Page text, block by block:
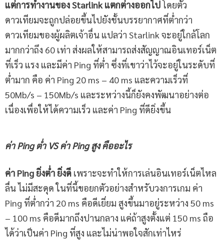
แต่การทำงานของStarlink แตกต่างออกไปโดยตัว
ดาวเทียมจะถูกปล่อยขึ้นไปยังชั้นบรรยากาศที่ต่ำกว่า
ดาวเทียมของผู้ผลิตเจ้าอื่น แปลว่า Starlink จะอยู่ใกล้โลก
มากกว่าถึง 60 เท่า ส่งผลให้สามารถส่งสัญญาณอินเทอร์เน็ต
ที่เร็ว แรง และมีค่า Ping ที่ต่ำ ซึ่งที่เขาว่าไว้จะอยู่ในระดับที่
ต่ำมาก คือ ค่า Ping 20 ms – 40 ms และความเร็วที่
50Mb/s – 150Mb/s และระหว่างนี้ก็ยังคงพัฒนาอย่างต่อ
เนื่องเพื่อให้ได้ความเร็ว และค่า Ping ที่ดียิ่งขึ้น
ค่าPingต่ำ VS ค่าPingสูง คืออะไร
ค่า Ping ยิ่งต่ำ ยิ่งดี เพราะจะทำให้การเล่นอินเทอร์เน็ตไหล
ลื่น ไม่มีสะดุด ในที่นี้ขอยกตัวอย่างสำหรับวงการเกม ค่า
Ping ที่ต่ำกว่า 20 ms คือดีเยี่ยม สูงขึ้นมาอยู่ระหว่าง 50 ms
– 100 ms คือดีมากถึงปานกลาง แค่ถ้าสูงตั้งแต่ 150 ms ถือ
ได้ว่าเป็นค่า Ping ที่สูง และไม่น่าพอใจสักเท่าไหร่